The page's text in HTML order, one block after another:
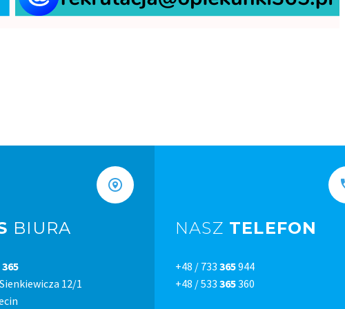
BIURA
12/1
NASZ TELEFON
+48 / 733 365944
+48 / 533 365360